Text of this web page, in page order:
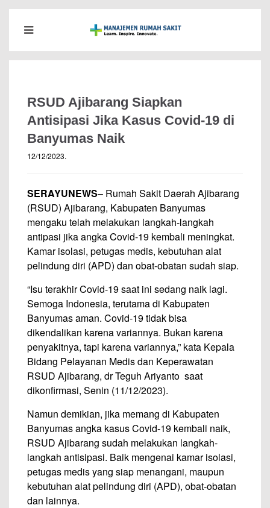
RSUD Ajibarang Siapkan
Antisipasi Jika Kasus Covid-19 di
Banyumas Naik
12/12/2023.
SERAYUNEWS– Rumah Sakit Daerah Ajibarang
(RSUD) Ajibarang, Kabupaten Banyumas
mengaku telah melakukan langkah-langkah
antipasi jika angka Covid-19 kembali meningkat.
Kamar isolasi, petugas medis, kebutuhan alat
pelindung diri (APD) dan obat-obatan sudah siap.
“Isu terakhir Covid-19 saat ini sedang naik lagi.
Semoga Indonesia, terutama di Kabupaten
Banyumas aman. Covid-19 tidak bisa
dikendalikan karena variannya. Bukan karena
penyakitnya, tapi karena variannya,” kata Kepala
Bidang Pelayanan Medis dan Keperawatan
RSUD Ajibarang, dr Teguh Ariyanto saat
dikonfirmasi, Senin (11/12/2023).
Namun demikian, jika memang di Kabupaten
Banyumas angka kasus Covid-19 kembali naik,
RSUD Ajibarang sudah melakukan langkah-
langkah antisipasi. Baik mengenai kamar isolasi,
petugas medis yang siap menangani, maupun
kebutuhan alat pelindung diri (APD), obat-obatan
dan lainnya.